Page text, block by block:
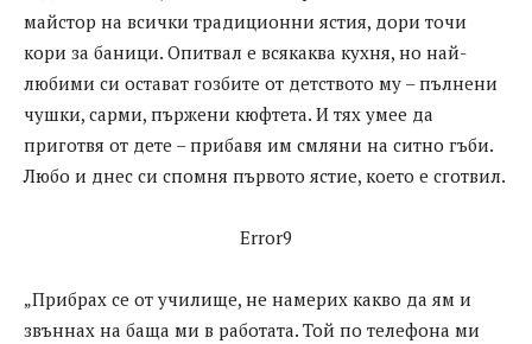
майстор на всички традиционни ястия, дори точи
кори за баници. Опитвал е всякаква кухня, но най-
любими си остават гозбите от детството му – пълнени
чушки, сарми, пържени кюфтета. И тях умее да
приготвя от дете – прибавя им смляни на ситно гъби.
Любо и днес си спомня първото ястие, което е сготвил.
Error9
„Прибрах се от училище, не намерих какво да ям и
звъннах на баща ми в работата. Той по телефона ми